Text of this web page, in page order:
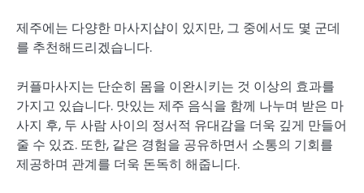
제주에는 다양한 마사지샵이 있지만, 그 중에서도 몇 군데
를 추천해드리겠습니다.
커플마사지는 단순히 몸을 이완시키는 것 이상의 효과를
가지고 있습니다. 맛있는 제주 음식을 함께 나누며 받은 마
사지 후, 두 사람 사이의 정서적 유대감을 더욱 깊게 만들어
줄 수 있죠. 또한, 같은 경험을 공유하면서 소통의 기회를
제공하며 관계를 더욱 돈독히 해줍니다.